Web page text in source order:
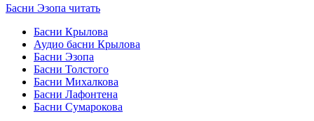
Басни Эзопа читать
Басни Крылова
Аудио басни Крылова
Басни Эзопа
Басни Толстого
Басни Михалкова
Басни Лафонтена
Басни Сумарокова